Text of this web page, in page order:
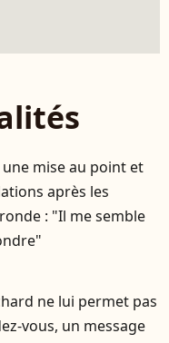
mise au point et
après les
: "Il me semble
ne lui permet pas
vous, un message